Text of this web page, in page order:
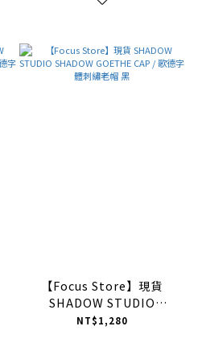
【Focus Store】現貨
SHADOW STUDIO
SHADOW GOETHE CAP /
NT$1,280